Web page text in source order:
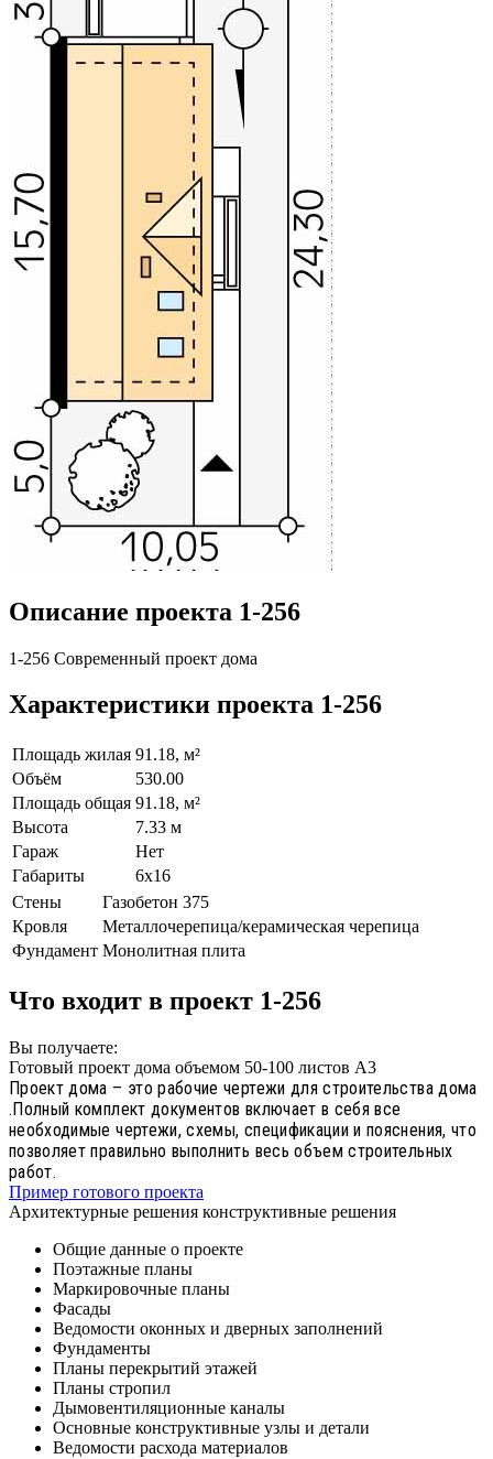
Описание проекта 1-256
1-256 Современный проект дома
Характеристики проекта 1-256
Площадь жилая 91.18, м²
Объём
530.00
Площадь общая 91.18, м²
Высота
7.33 м
Гараж
Нет
Габариты
6х16
Стены
Газобетон 375
Кровля
Металлочерепица/керамическая черепица
Фундамент Монолитная плита
Что входит в проект 1-256
Вы получаете:
Готовый проект дома объемом 50-100 листов А3
Проект дома – это рабочие чертежи для строительства дома
.Полный комплект документов включает в себя все
необходимые чертежи, схемы, спецификации и пояснения, что
позволяет правильно выполнить весь объем строительных
работ.
Пример готового проекта
Архитектурные решения конструктивные решения
Общие данные о проекте
Поэтажные планы
Маркировочные планы
Фасады
Ведомости оконных и дверных заполнений
Фундаменты
Планы перекрытий этажей
Планы стропил
Дымовентиляционные каналы
Основные конструктивные узлы и детали
Ведомости расхода материалов